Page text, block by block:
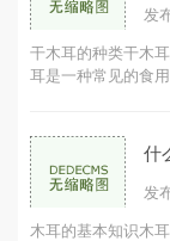
发
干木耳的种类干木
耳是一种常见的食
什
发
木耳的基本知识木